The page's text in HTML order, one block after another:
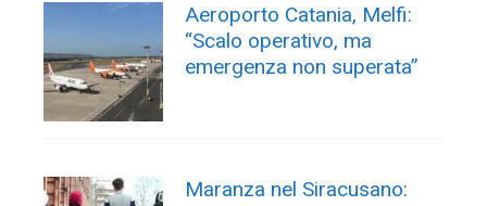
Aeroporto Catania, Melfi:
“Scalo operativo, ma
emergenza non superata”
Maranza nel Siracusano: